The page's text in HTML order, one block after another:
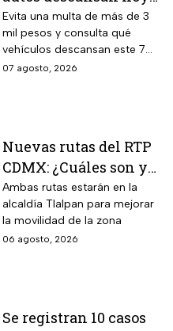
viernes 7 de agosto en
CDMX y EDOMEX
Evita una multa de más de 3
mil pesos y consulta qué
vehículos descansan este 7
de agosto, los horarios del
07 agosto, 2026
Nuevas rutas del RTP
CDMX: ¿Cuáles son y
con qué estaciones
del Metrobús
conectan?
Ambas rutas estarán en la
alcaldía Tlalpan para mejorar
la movilidad de la zona
06 agosto, 2026
Se registran 10 casos